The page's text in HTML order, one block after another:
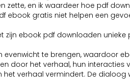
en ik waardeer hoe pdf
ebook gratis niet helpen een
ebook pdf downloaden
te brengen, waardoor
door het verhaal, hun
verhaal vermindert. De dialoog